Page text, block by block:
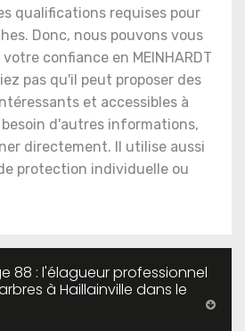
qualifications requises pour
Donc, nous pouvons vous
confiance en MEINHARDT
pas qu'il peut proposer des
et accessibles à
d'autres informations,
directement. Il utilise aussi
protection individuelle ou
88 : l'élagueur professionnel
à Haillainville dans le